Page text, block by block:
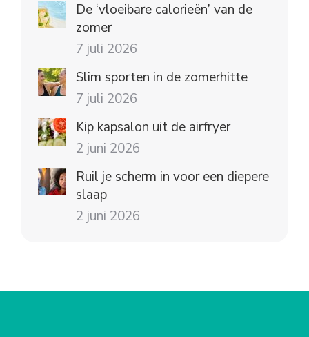
De ‘vloeibare calorieën’ van de
zomer
7 juli 2026
Slim sporten in de zomerhitte
7 juli 2026
Kip kapsalon uit de airfryer
2 juni 2026
Ruil je scherm in voor een diepere
slaap
2 juni 2026